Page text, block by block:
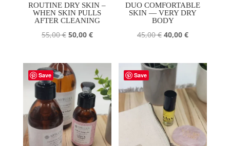
ROUTINE DRY SKIN –
WHEN SKIN PULLS
AFTER CLEANING
55,00€ The
price
was:
55,00
€.
50,00 €The
price
is:
50,00
€.
DUO COMFORTABLE
SKIN — VERY DRY
BODY
45,00€ The
price
was:
45,00
40,00€The
price
40,00
€.
Save Save